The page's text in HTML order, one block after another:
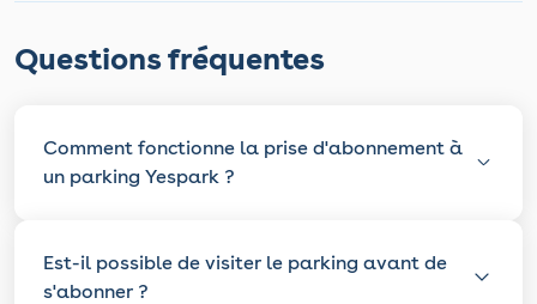
Questions fréquentes
Comment fonctionne la prise d'abonnement à
un parking Yespark ?
Est-il possible de visiter le parking avant de
s'abonner ?